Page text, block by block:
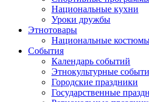
Национальные кухни
Уроки дружбы
Этнотовары
Национальные
События
Календарь событий
Этнокультурные
Городские праздники
Государственные